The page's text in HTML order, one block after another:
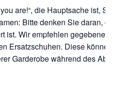
are!“, die Hauptsache ist, Sie
Bitte denken Sie daran,
ist. Wir empfehlen
Ersatzschuhen. Diese können
Garderobe während des